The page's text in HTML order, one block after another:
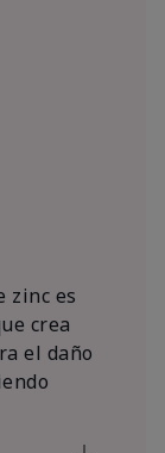
zinc es
crea
el daño